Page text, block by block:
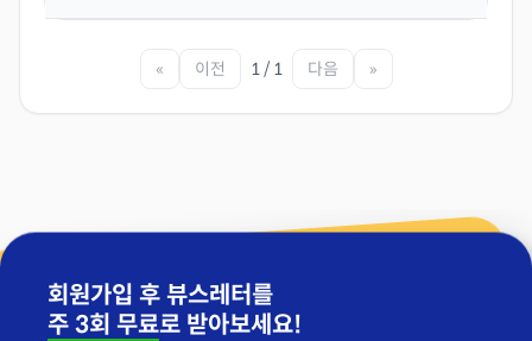
« 이전 1 / 1 다음 »
회원가입 후 뷰스레터를
주 3회 무료로 받아보세요!